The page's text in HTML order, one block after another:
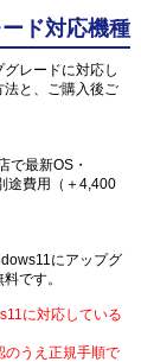
ド対応機種
レードに対応し
と、ご購入後ご
で最新OS・
途費用（＋4,400
にアップグ
です。
に対応している
うえ正規手順で